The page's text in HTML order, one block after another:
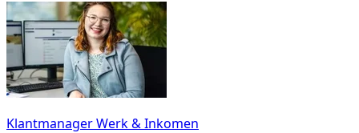
Klantmanager Werk & Inkomen